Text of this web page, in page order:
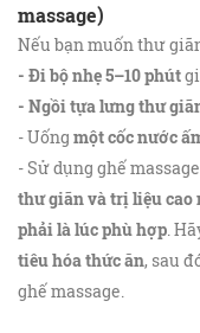
massage)
Nếu bạn muốn thư
- Đi bộ nhẹ 5–10 phút
- Ngồi tựa lưng thư
- Uống một cốc nước
- Sử dụng ghế
thư giãn và trị liệu cao
phải là lúc phù hợp .
tiêu hóa thức ăn, sau
ghế massage.